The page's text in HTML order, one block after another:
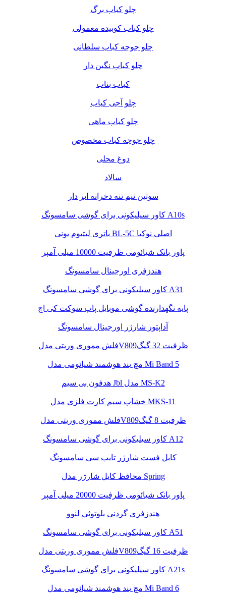
چلو کباب برگ
چلو کباب کوبیده معمولی
چلو جوجه کباب سلطانی
چلو کباب نگین دار
کباب بناب
چلو آجی کباب
چلو کباب ماهی
چلو جوجه کباب مخصوص
دوغ محلی
سالاد
سوتین نیم تنه دخرانه ابر دار
کاور سیلیکونی برای گوشی سامسونگ A10s
باتری لیتیوم یونی BL-5C اصلی نوکیا
پاور بانک شیائومی ظرفیت 10000 میلی آمپر
هندزفری اورجینال سامسونگ
کاور سیلیکونی برای گوشی سامسونگ A31
پایه نگهدارنده گوشی موبایل پاپ سوکت کی اچ
آداپتور شارژر اورجینال سامسونگ
فلش مموری وریتی مدلV809ظرفیت 32 گیگ
مچ بند هوشمند شیائومی مدل Mi Band 5
هدفون بی سیم Jbl مدل MS-K2
خشاب سیم کارت فلزی مدل MKS-11
فلش مموری وریتی مدلV809ظرفیت 8 گیگ
کاور سیلیکونی برای گوشی سامسونگ A12
کابل فست شارژر تایپ سی سامسونگ
محافظ کابل شارژر مدل Spring
پاور بانک شیائومی ظرفیت 20000 میلی آمپر
هندزفری گردنی بلوتوثی لنوو
کاور سیلیکونی برای گوشی سامسونگ A51
فلش مموری وریتی مدلV809ظرفیت 16 گیگ
کاور سیلیکونی برای گوشی سامسونگ A21s
مچ بند هوشمند شیائومی مدل Mi Band 6